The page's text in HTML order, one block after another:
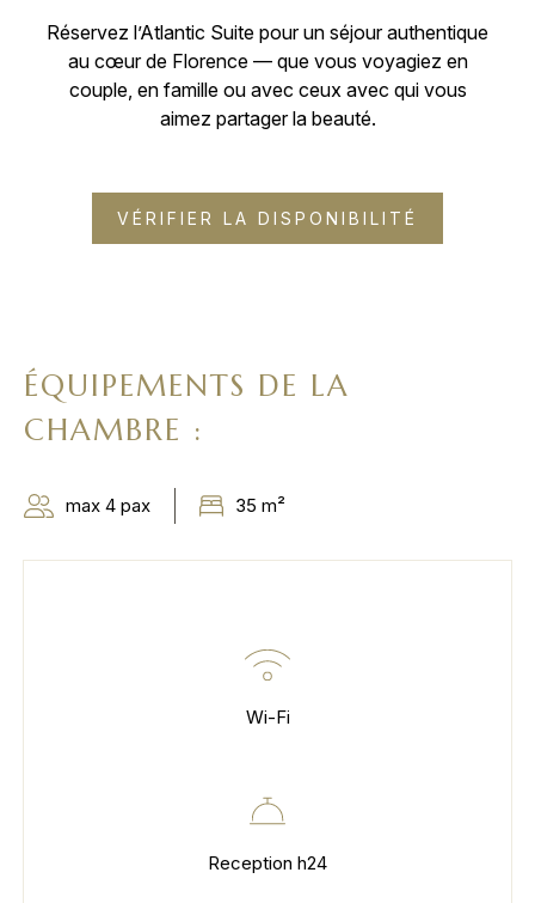
Réservez l’Atlantic Suite pour un séjour authentique
au cœur de Florence — que vous voyagiez en
couple, en famille ou avec ceux avec qui vous
aimez partager la beauté.
VÉRIFIER LA DISPONIBILITÉ
ÉQUIPEMENTS DE LA
CHAMBRE :
max 4 pax 35 m²
Wi-Fi
Reception h24